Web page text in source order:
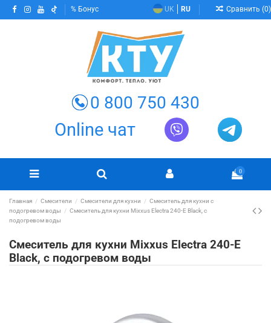
Бонус UK RU Сравнить (0)
0 800 750 430
Online чат
0
Главная Смесители Смесители для кухни
Смеситель для кухни с
подогревом воды
Смеситель для кухни Mixxus Electra 240-E Black, с
подогревом воды
Смеситель для кухни Mixxus Electra 240-E
Black, с подогревом воды